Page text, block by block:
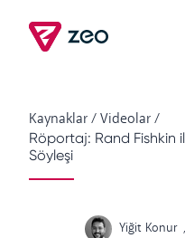
Kaynaklar/Videolar/
Röportaj: Rand Fishkin
Söyleşi
Yiğit Konur ,